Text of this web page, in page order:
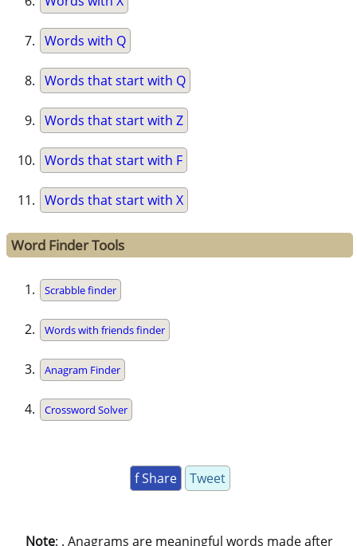
Words with Q
Words that start with Q
Words that start with Z
Words that start with F
Words that start with X
Word Finder Tools
Scrabble finder
Words with friends finder
Anagram Finder
Crossword Solver
f Share Tweet
Note: . Anagrams are meaningful words made after